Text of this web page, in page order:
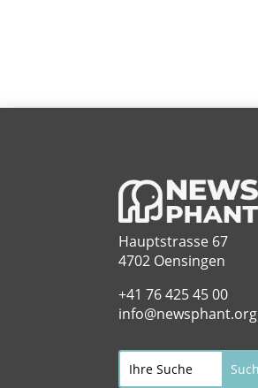
Hauptstrasse 67
4702 Oensingen
+41 76 425 45 00
info@newsphant.org